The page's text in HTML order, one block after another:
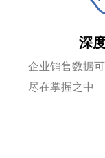
深
企业销售数据
尽在掌握之中